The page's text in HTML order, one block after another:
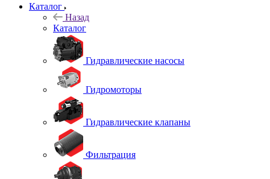
Каталог
Назад
Каталог
Гидравлические насосы
Гидромоторы
Гидравлические клапаны
Фильтрация